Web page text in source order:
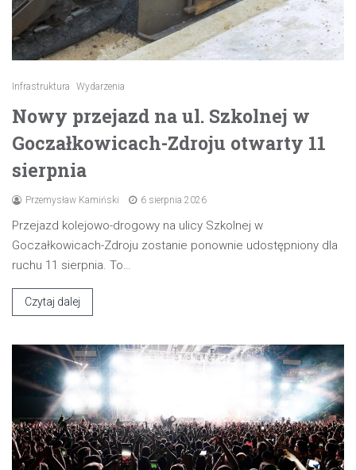
Infrastruktura Wydarzenia
Nowy przejazd na ul. Szkolnej w
Goczałkowicach-Zdroju otwarty 11
sierpnia
Przemysław Kamiński 6 sierpnia 2026
Przejazd kolejowo-drogowy na ulicy Szkolnej w
Goczałkowicach-Zdroju zostanie ponownie udostępniony dla
ruchu 11 sierpnia. To…
Czytaj dalej